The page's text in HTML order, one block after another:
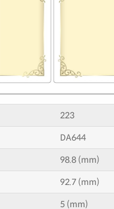
223
DA644
98.8 (mm)
92.7 (mm)
5 (mm)